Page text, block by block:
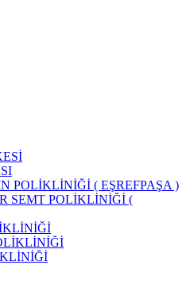
POLİKLİNİĞİ ( EŞREFPAŞA )
SEMT POLİKLİNİĞİ (